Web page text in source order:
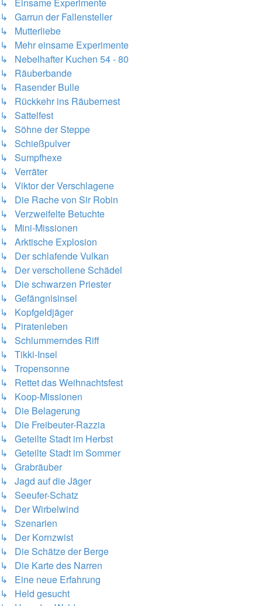
↳ Garrun der Fallensteller
↳ Mutterliebe
↳ Mehr einsame Experimente
↳ Nebelhafter Kuchen 54 - 80
↳ Räuberbande
↳ Rasender Bulle
↳ Rückkehr ins Räubernest
↳ Sattelfest
↳ Söhne der Steppe
↳ Schießpulver
↳ Sumpfhexe
↳ Verräter
↳ Viktor der Verschlagene
↳ Die Rache von Sir Robin
↳ Verzweifelte Betuchte
↳ Mini-Missionen
↳ Arktische Explosion
↳ Der schlafende Vulkan
↳ Der verschollene Schädel
↳ Die schwarzen Priester
↳ Gefängnisinsel
↳ Kopfgeldjäger
↳ Piratenleben
↳ Schlummerndes Riff
↳ Tikki-Insel
↳ Tropensonne
↳ Rettet das Weihnachtsfest
↳ Koop-Missionen
↳ Die Belagerung
↳ Die Freibeuter-Razzia
↳ Geteilte Stadt im Herbst
↳ Geteilte Stadt im Sommer
↳ Grabräuber
↳ Jagd auf die Jäger
↳ Seeufer-Schatz
↳ Der Wirbelwind
↳ Szenarien
↳ Der Kornzwist
↳ Die Schätze der Berge
↳ Die Karte des Narren
↳ Eine neue Erfahrung
↳ Held gesucht